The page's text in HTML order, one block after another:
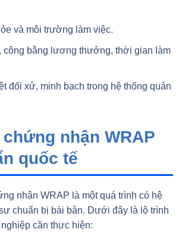
và môi trường làm việc.
công bằng lương thưởng, thời gian làm
đối xử, minh bạch trong hệ thống quản
nhận WRAP
quốc tế
nhận WRAP là một quá trình có hệ
chuẩn bị bài bản. Dưới đây là lộ trình
cần thực hiện: